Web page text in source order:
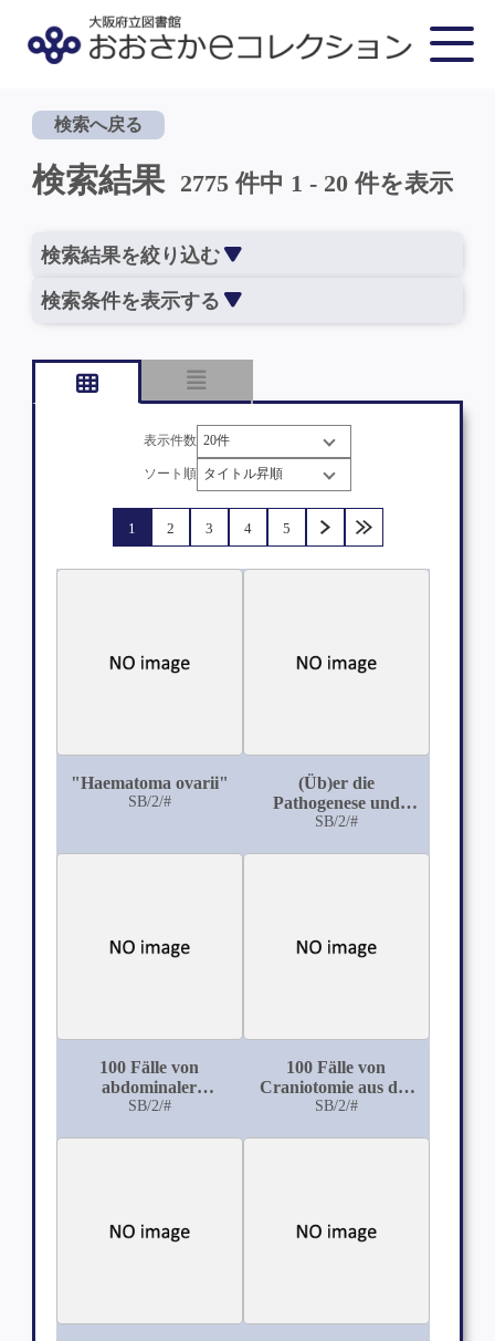
検索へ戻る
検索結果 2775 件中 1 - 20 件を表示
検索結果を絞り込む
検索条件を表示する
表示件数
ソート順
1 2 3 4 5
"Haematoma ovarii"
SB/2/#
(Üb)er die
Pathogenese und
Aetiologie des Genu
SB/2/#
100 Fälle von
abdominaler
Exstirpation des
SB/2/#
100 Fälle von
Craniotomie aus der
Klinik und Poliklinik
SB/2/#